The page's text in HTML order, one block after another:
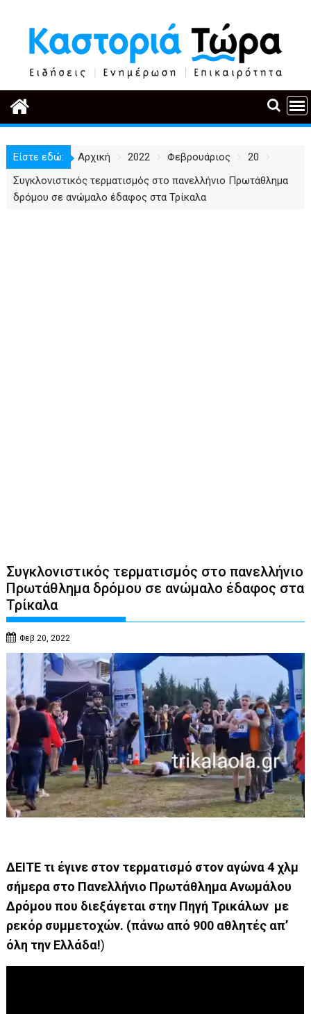
περιεχόμενο
Είστε εδώ: Αρχική 2022 Φεβρουάριος
20
Συγκλονιστικός τερματισμός στο πανελλήνιο Πρωτάθλημα
δρόμου σε ανώμαλο έδαφος στα Τρίκαλα
Συγκλονιστικός τερματισμός στο πανελλήνιο
Πρωτάθλημα δρόμου σε ανώμαλο έδαφος στα
Τρίκαλα
Φεβ 20, 2022
ΔΕΙΤΕ τι έγινε στον τερματισμό στον αγώνα 4 χλμ
σήμερα στο Πανελλήνιο Πρωτάθλημα Ανωμάλου
Δρόμου που διεξάγεται στην Πηγή Τρικάλων με
ρεκόρ συμμετοχών. (πάνω από 900 αθλητές απ’
όλη την Ελλάδα!)